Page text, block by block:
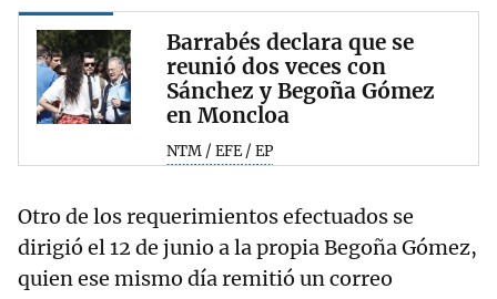
Barrabés declara que se
reunió dos veces con
Sánchez y Begoña Gómez
en Moncloa
NTM / EFE / EP
Otro de los requerimientos efectuados se
dirigió el 12 de junio a la propia Begoña Gómez,
quien ese mismo día remitió un correo